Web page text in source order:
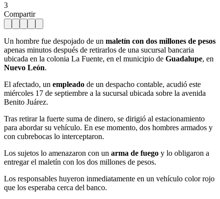
3
Compartir
Un hombre fue despojado de un maletín con dos millones de pesos
apenas minutos después de retirarlos de una sucursal bancaria
ubicada en la colonia La Fuente, en el municipio de Guadalupe, en
Nuevo León.
El afectado, un empleado de un despacho contable, acudió este
miércoles 17 de septiembre a la sucursal ubicada sobre la avenida
Benito Juárez.
Tras retirar la fuerte suma de dinero, se dirigió al estacionamiento
para abordar su vehículo. En ese momento, dos hombres armados y
con cubrebocas lo interceptaron.
Los sujetos lo amenazaron con un arma de fuego y lo obligaron a
entregar el maletín con los dos millones de pesos.
Los responsables huyeron inmediatamente en un vehículo color rojo
que los esperaba cerca del banco.